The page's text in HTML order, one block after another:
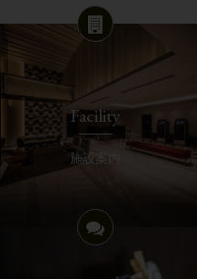
Facility
施設案内